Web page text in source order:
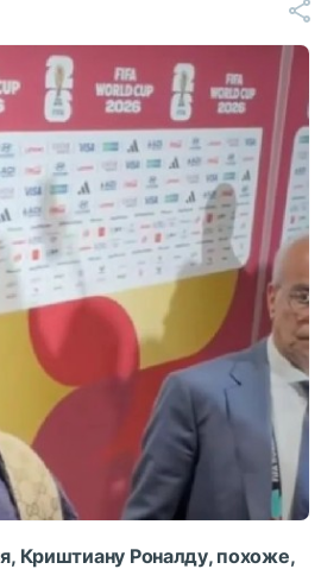
Криштиану Роналду, похоже,